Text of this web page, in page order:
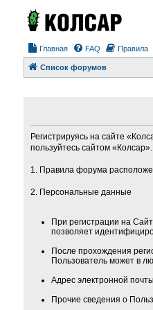
Главная FAQ Правила
Список форумов
Регистрируясь на сайте
пользуйтесь сайтом «Колсар».
1. Правила форума
2. Персональные данные
При регистрации на
позволяет
После прохождения
Пользователь может в
Адрес электронной
Прочие сведения о